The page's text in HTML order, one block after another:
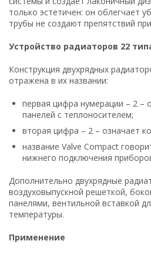
только эстетичен: он облегчает
трубы не создают препятствий
Устройство радиаторов 22
Конструкция двухрядных
отражена в их названии:
первая цифра нумерации – 2 –
панелей с теплоносителем;
вторая цифра – 2 – означает
название Valve Compact
нижнего подключения
Дополнительно двухрядные
воздуховыпускной решеткой,
панелями, вентильной вставкой
температуры.
Применение